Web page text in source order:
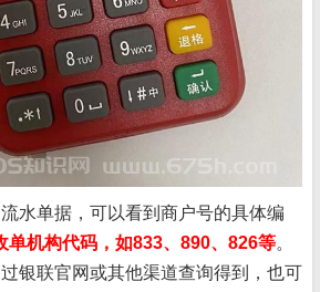
水单据，可以看到商户号的具体编
单机构代码，如833、890、826等。
银联官网或其他渠道查询得到，也可